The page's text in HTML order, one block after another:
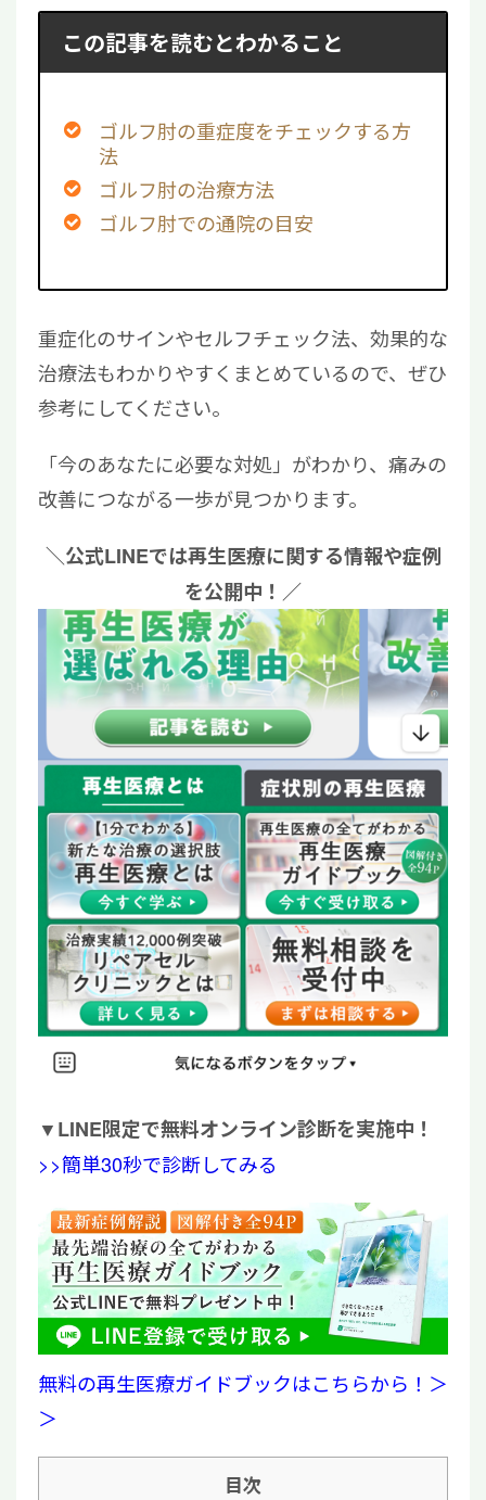
この記事を読むとわかること
ゴルフ肘の重症度をチェックする方
法
ゴルフ肘の治療方法
ゴルフ肘での通院の目安
重症化のサインやセルフチェック法、効果的な
治療法もわかりやすくまとめているので、ぜひ
参考にしてください。
「今のあなたに必要な対処」がわかり、痛みの
改善につながる一歩が見つかります。
＼公式LINEでは再生医療に関する情報や症例
を公開中！／
▼LINE限定で無料オンライン診断を実施中！
>>簡単30秒で診断してみる
無料の再生医療ガイドブックはこちらから！＞
＞
目次